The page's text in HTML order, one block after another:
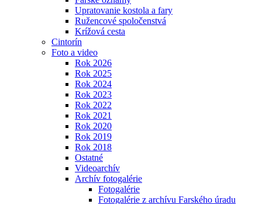
Upratovanie kostola a fary
Ružencové spoločenstvá
Krížová cesta
Cintorín
Foto a video
Rok 2026
Rok 2025
Rok 2024
Rok 2023
Rok 2022
Rok 2021
Rok 2020
Rok 2019
Rok 2018
Ostatné
Videoarchív
Archív fotogalérie
Fotogalérie
Fotogalérie z archívu Farského úradu